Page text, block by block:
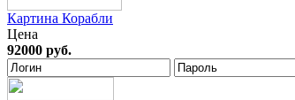
Картина Корабли
Цена
92000 руб.